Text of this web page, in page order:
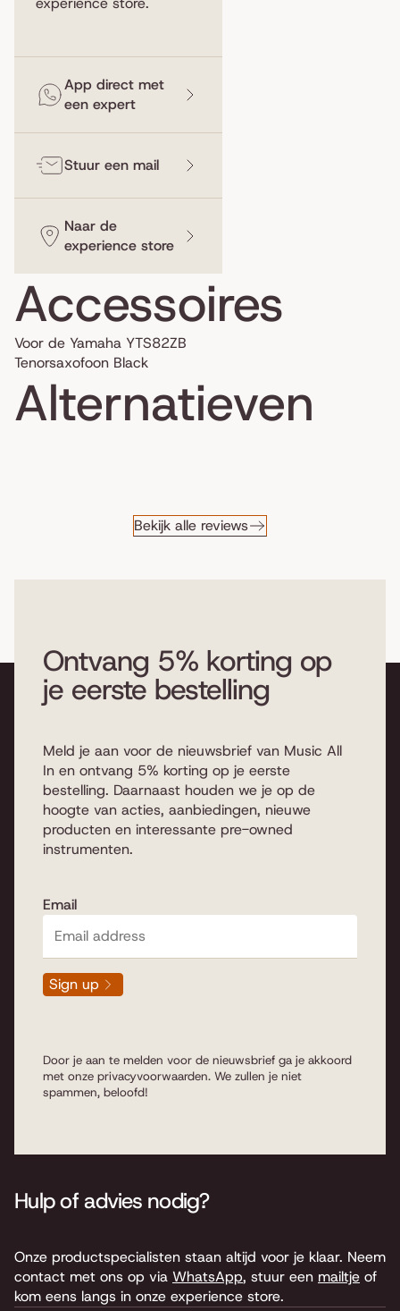
App direct met
een expert
Stuur een mail
Naar de
experience store
Accessoires
Voor de Yamaha YTS82ZB
Tenorsaxofoon Black
Alternatieven
Bekijk alle reviews
Ontvang 5% korting op
je eerste bestelling
Meld je aan voor de nieuwsbrief van Music All
In en ontvang 5% korting op je eerste
bestelling. Daarnaast houden we je op de
hoogte van acties, aanbiedingen, nieuwe
producten en interessante pre-owned
instrumenten.
Email
Sign up
Door je aan te melden voor de nieuwsbrief ga je akkoord
met onze privacyvoorwaarden. We zullen je niet
spammen, beloofd!
Hulp of advies nodig?
Onze productspecialisten staan altijd voor je klaar. Neem
contact met ons op via WhatsApp, stuur een mailtje of
kom eens langs in onze experience store.